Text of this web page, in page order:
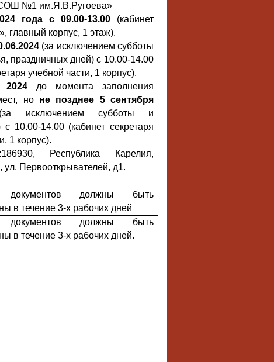
№1 им.Я.В.Ругоева»
года с 09.00-13.00(кабинет
главный корпус, 1 этаж).
(за исключением субботы
праздничных дней) с 10.00-14.00
учебной части, 1 корпус).
до момента заполнения
но не позднее 5 сентября
(за исключением субботы и
с 10.00-14.00 (кабинет секретаря
1 корпус).
Республика Карелия,
ул. Первооткрывателей, д1.
документов должны быть
в течение 3-х рабочих дней
документов должны быть
в течение 3-х рабочих дней.